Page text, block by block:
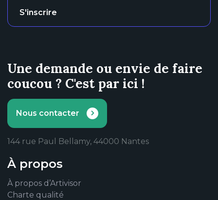
S'inscrire
Une demande ou envie de faire
coucou ? C'est par ici !
Nous contacter
144 rue Paul Bellamy, 44000 Nantes
À propos
À propos d’Artivisor
Charte qualité